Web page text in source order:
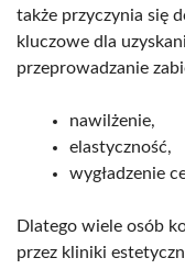
także przyczynia się
kluczowe dla
przeprowadzanie
nawilżenie,
elastyczność,
wygładzenie
Dlatego wiele osób
przez kliniki